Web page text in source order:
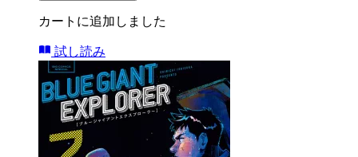
カートに追加しました
試し読み